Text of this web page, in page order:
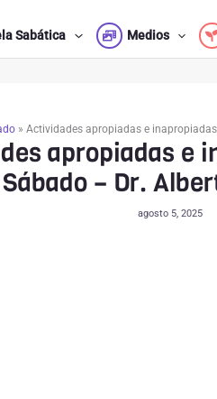
Sabática Medios
» Actividades apropiadas e
apropiadas e
Sábado – Dr.
agosto 5, 2025